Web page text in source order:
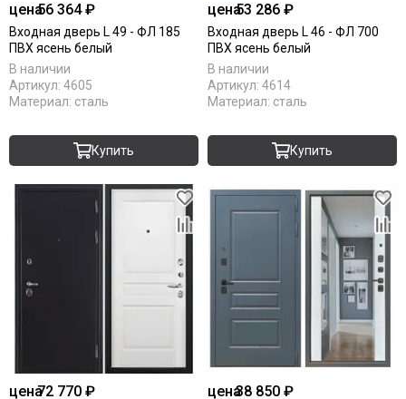
цена56 364 ₽
Входная дверь L 49 - ФЛ 185
ПВХ ясень белый
В наличии
Артикул: 4605
Материал: сталь
Купить
цена53 286 ₽
Входная дверь L 46 - ФЛ 700
ПВХ ясень белый
В наличии
Артикул: 4614
Материал: сталь
Купить
цена72 770 ₽ цена38 850 ₽